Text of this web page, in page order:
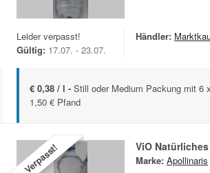
Leider verpasst!
Gültig: 17.07. - 23.07.
Händler:
€ 0,38 / l - Still oder Medium Packung mit 6
1,50 € Pfand
Verpasst! ViO
Marke: Apollinaris